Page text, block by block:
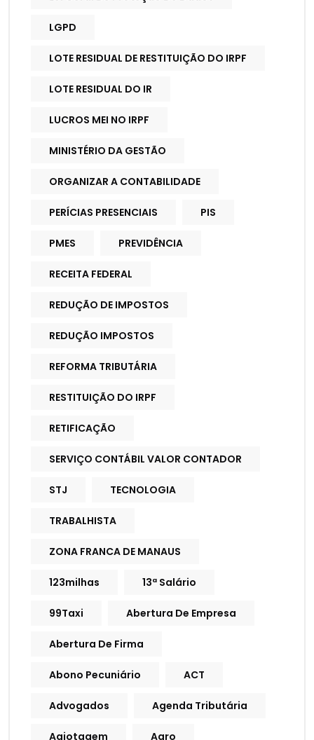
LGPD
LOTE RESIDUAL DE RESTITUIÇÃO DO IRPF
LOTE RESIDUAL DO IR
LUCROS MEI NO IRPF
MINISTÉRIO DA GESTÃO
ORGANIZAR A CONTABILIDADE
PERÍCIAS PRESENCIAIS PIS
PMES PREVIDÊNCIA
RECEITA FEDERAL
REDUÇÃO DE IMPOSTOS
REDUÇÃO IMPOSTOS
REFORMA TRIBUTÁRIA
RESTITUIÇÃO DO IRPF
RETIFICAÇÃO
SERVIÇO CONTÁBIL VALOR CONTADOR
STJ TECNOLOGIA
TRABALHISTA
ZONA FRANCA DE MANAUS
123milhas 13ª Salário
99Taxi Abertura De Empresa
Abertura De Firma
Abono Pecuniário ACT
Advogados Agenda Tributária
Agiotagem Agro